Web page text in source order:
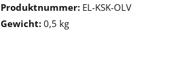
Produktnummer: EL-KSK-OLV
Gewicht: 0,5 kg